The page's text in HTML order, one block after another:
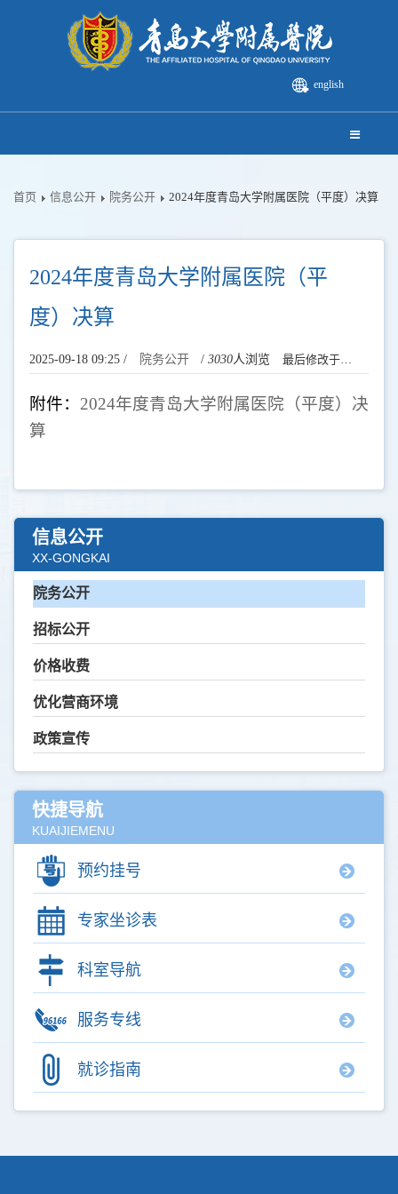
english
首页 信息公开 院务公开 2024年度青岛大学附属医院（平度）决算
2024年度青岛大学附属医院（平
度）决算
2025-09-18 09:25 / 院务公开 / 3030人浏览
最后修改于
附件： 2024年度青岛大学附属医院（平度）决
算
信息公开
XX-GONGKAI
院务公开
招标公开
价格收费
优化营商环境
政策宣传
快捷导航
KUAIJIEMENU
预约挂号
专家坐诊表
科室导航
服务专线
就诊指南